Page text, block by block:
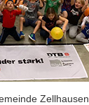
Zellhausen